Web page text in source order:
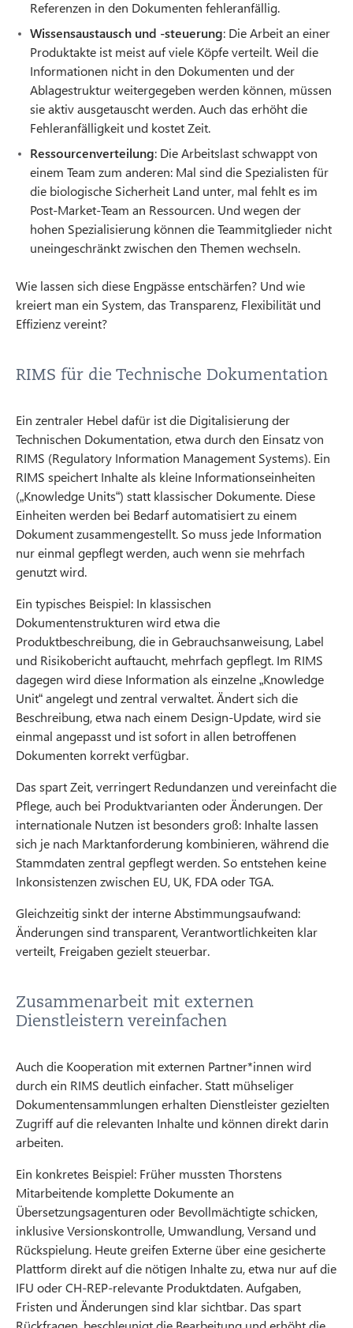
Referenzen in den Dokumenten fehleranfällig.
Wissensaustausch und -steuerung: Die Arbeit an einer
Produktakte ist meist auf viele Köpfe verteilt. Weil die
Informationen nicht in den Dokumenten und der
Ablagestruktur weitergegeben werden können, müssen
sie aktiv ausgetauscht werden. Auch das erhöht die
Fehleranfälligkeit und kostet Zeit.
Ressourcenverteilung: Die Arbeitslast schwappt von
einem Team zum anderen: Mal sind die Spezialisten für
die biologische Sicherheit Land unter, mal fehlt es im
Post-Market-Team an Ressourcen. Und wegen der
hohen Spezialisierung können die Teammitglieder nicht
uneingeschränkt zwischen den Themen wechseln.
Wie lassen sich diese Engpässe entschärfen? Und wie
kreiert man ein System, das Transparenz, Flexibilität und
Effizienz vereint?
RIMS für die Technische Dokumentation
Ein zentraler Hebel dafür ist die Digitalisierung der
Technischen Dokumentation, etwa durch den Einsatz von
RIMS (Regulatory Information Management Systems). Ein
RIMS speichert Inhalte als kleine Informationseinheiten
(„Knowledge Units“) statt klassischer Dokumente. Diese
Einheiten werden bei Bedarf automatisiert zu einem
Dokument zusammengestellt. So muss jede Information
nur einmal gepflegt werden, auch wenn sie mehrfach
genutzt wird.
Ein typisches Beispiel: In klassischen
Dokumentenstrukturen wird etwa die
Produktbeschreibung, die in Gebrauchsanweisung, Label
und Risikobericht auftaucht, mehrfach gepflegt. Im RIMS
dagegen wird diese Information als einzelne „Knowledge
Unit“ angelegt und zentral verwaltet. Ändert sich die
Beschreibung, etwa nach einem Design-Update, wird sie
einmal angepasst und ist sofort in allen betroffenen
Dokumenten korrekt verfügbar.
Das spart Zeit, verringert Redundanzen und vereinfacht die
Pflege, auch bei Produktvarianten oder Änderungen. Der
internationale Nutzen ist besonders groß: Inhalte lassen
sich je nach Marktanforderung kombinieren, während die
Stammdaten zentral gepflegt werden. So entstehen keine
Inkonsistenzen zwischen EU, UK, FDA oder TGA.
Gleichzeitig sinkt der interne Abstimmungsaufwand:
Änderungen sind transparent, Verantwortlichkeiten klar
verteilt, Freigaben gezielt steuerbar.
Zusammenarbeit mit externen
Dienstleistern vereinfachen
Auch die Kooperation mit externen Partner*innen wird
durch ein RIMS deutlich einfacher. Statt mühseliger
Dokumentensammlungen erhalten Dienstleister gezielten
Zugriff auf die relevanten Inhalte und können direkt darin
arbeiten.
Ein konkretes Beispiel: Früher mussten Thorstens
Mitarbeitende komplette Dokumente an
Übersetzungsagenturen oder Bevollmächtigte schicken,
inklusive Versionskontrolle, Umwandlung, Versand und
Rückspielung. Heute greifen Externe über eine gesicherte
Plattform direkt auf die nötigen Inhalte zu, etwa nur auf die
IFU oder CH-REP-relevante Produktdaten. Aufgaben,
Fristen und Änderungen sind klar sichtbar. Das spart